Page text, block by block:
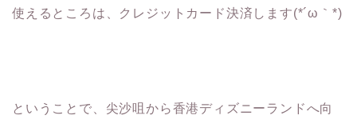
使えるところは、クレジットカード決済します(*´ω｀*)
ということで、尖沙咀から香港ディズニーランドへ向